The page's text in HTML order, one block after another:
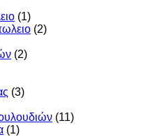
(1)
(2)
(2)
(3)
(11)
(1)